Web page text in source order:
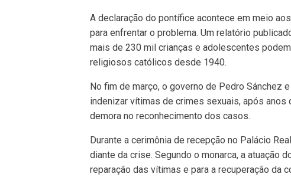
A declaração do pontífice acontece em meio
para enfrentar o problema. Um relatório
mais de 230 mil crianças e adolescentes
religiosos católicos desde 1940.
No fim de março, o governo de Pedro Sánchez
indenizar vítimas de crimes sexuais, após
demora no reconhecimento dos casos.
Durante a cerimônia de recepção no Palácio
diante da crise. Segundo o monarca, a atuação
reparação das vítimas e para a recuperação da